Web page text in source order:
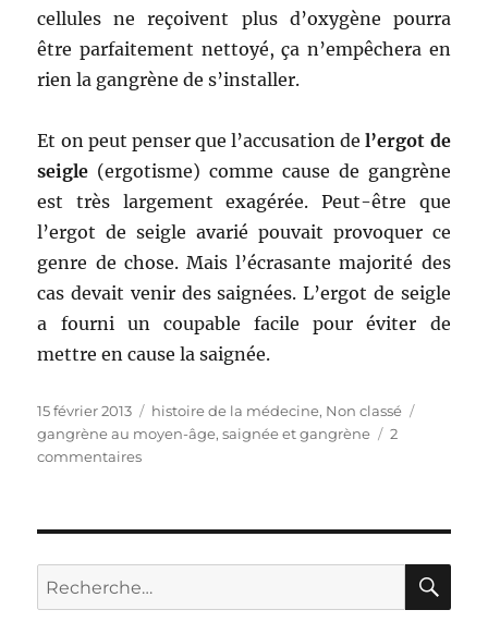
cellules ne reçoivent plus d’oxygène pourra
être parfaitement nettoyé, ça n’empêchera en
rien la gangrène de s’installer.
Et on peut penser que l’accusation del’ergot de
seigle (ergotisme) comme cause de gangrène
est très largement exagérée. Peut-être que
l’ergot de seigle avarié pouvait provoquer ce
genre de chose. Mais l’écrasante majorité des
cas devait venir des saignées. L’ergot de seigle
a fourni un coupable facile pour éviter de
mettre en cause la saignée.
Publié
le
15 février 2013 Catégories
histoire de la médecine, Non classé
gangrène au moyen-âge,saignée et gangrène
2
commentaires
gangrènes
dans
Recherche
pour :